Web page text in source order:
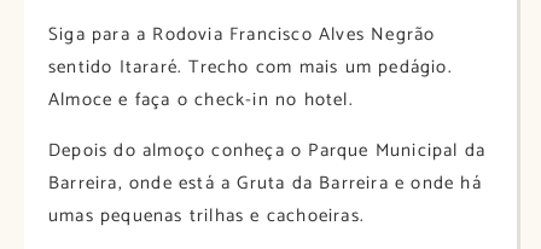
Siga para a Rodovia Francisco Alves Negrão
sentido Itararé. Trecho com mais um pedágio.
Almoce e faça o check-in no hotel.
Depois do almoço conheça o Parque Municipal da
Barreira, onde está a Gruta da Barreira e onde há
umas pequenas trilhas e cachoeiras.